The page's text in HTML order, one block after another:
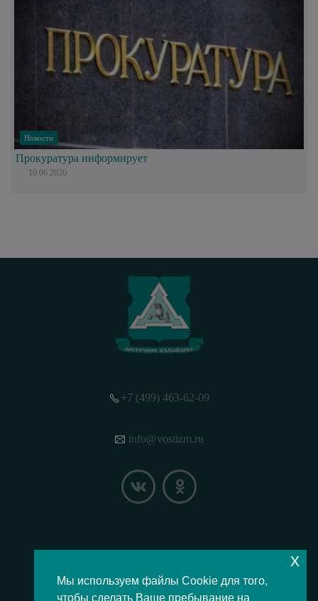
Новости
Прокуратура информирует
10.06.2026
+7 (499) 463-62-09
info@vostizm.ru
Мы используем файлы Cookie для того,
чтобы сделать Ваше пребывание на
x